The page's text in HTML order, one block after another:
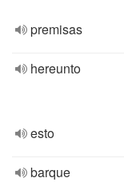
premisas
hereunto
esto
barque